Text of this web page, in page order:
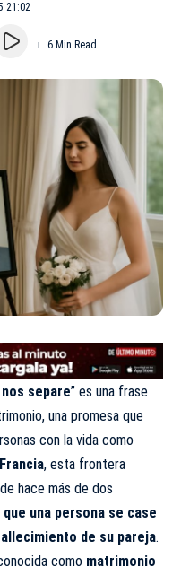
21:02
6 Min Read
separe” es una frase
una promesa que
con la vida como
Francia, esta frontera
hace más de dos
una persona se case
de su pareja.
como matrimonio